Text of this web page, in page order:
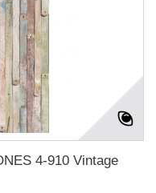
4-910 Vintage